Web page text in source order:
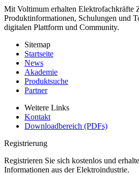
Mit Voltimum erhalten Elektrofachkräfte
Produktinformationen, Schulungen und
digitalen Plattform und Community.
Sitemap
Startseite
News
Akademie
Produktsuche
Partner
Weitere Links
Kontakt
Downloadbereich (PDFs)
Registrierung
Registrieren Sie sich kostenlos und
Informationen aus der Elektroindustrie.